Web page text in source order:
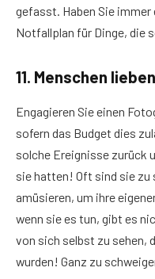
gefasst. Haben Sie immer
Notfallplan für Dinge, die
11. Menschen
Engagieren Sie einen
sofern das Budget dies
solche Ereignisse zurück
sie hatten! Oft sind sie
amüsieren, um ihre
wenn sie es tun, gibt es
von sich selbst zu sehen,
wurden! Ganz zu